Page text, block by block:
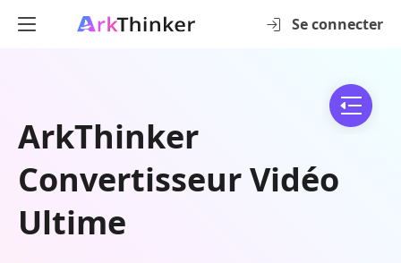
Se connecter
ArkThinker
Convertisseur Vidéo
Ultime